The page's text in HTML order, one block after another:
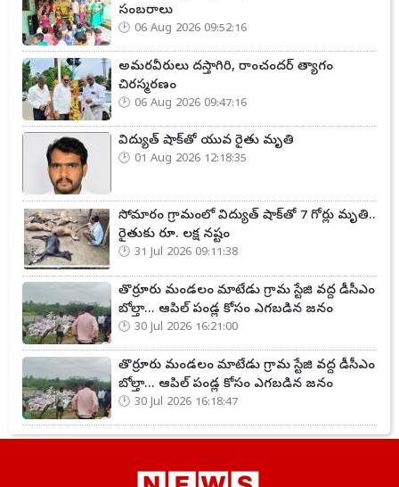
సంబరాలు
06 Aug 2026 09:52:16
అమరవీరులు దస్తాగిరి, రాంచందర్ త్యాగం
చిరస్మరణం
06 Aug 2026 09:47:16
విద్యుత్ షాక్‌తో యువ రైతు మృతి
01 Aug 2026 12:18:35
సోమారం గ్రామంలో విద్యుత్ షాక్‌తో 7 గోర్లు మృతి..
రైతుకు రూ. లక్ష నష్టం
31 Jul 2026 09:11:38
తొర్రూరు మండలం మాటేడు గ్రామ స్టేజి వద్ద డీసీఎం
బోల్తా... ఆపిల్ పండ్ల కోసం ఎగబడిన జనం
30 Jul 2026 16:21:00
తొర్రూరు మండలం మాటేడు గ్రామ స్టేజి వద్ద డీసీఎం
బోల్తా... ఆపిల్ పండ్ల కోసం ఎగబడిన జనం
30 Jul 2026 16:18:47